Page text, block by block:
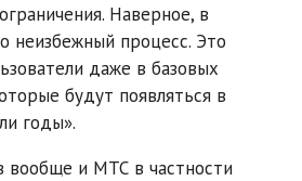
Наверное, в
неизбежный процесс. Это
даже в базовых
будут появляться в
годы».
вообще и МТС в частности